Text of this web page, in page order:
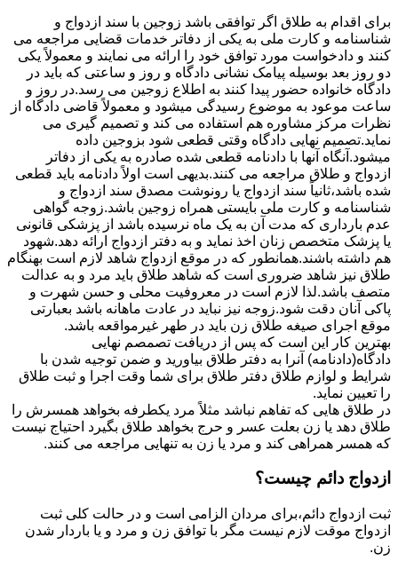
برای اقدام به طلاق اگر توافقی باشد زوجین با سند ازدواج و
شناسنامه و کارت ملی به یکی از دفاتر خدمات قضایی مراجعه می
کنند و دادخواست مورد توافق خود را ارائه می نمایند و معمولاً یکی
دو روز بعد بوسیله پیامک نشانی دادگاه و روز و ساعتی که باید در
دادگاه خانواده حضور پیدا کنند به اطلاع زوجین می رسد.در روز و
ساعت موعود به موضوع رسیدگی میشود و معمولاً قاضی دادگاه از
نظرات مرکز مشاوره هم استفاده می کند و تصمیم گیری می
نماید.تصمیم نهایی دادگاه وقتی قطعی شود بزوجین داده
میشود.آنگاه آنها با دادنامه قطعی شده صادره به یکی از دفاتر
ازدواج و طلاق مراجعه می کنند.بدیهی است اولاً دادنامه باید قطعی
شده باشد،ثانیاً سند ازدواج یا رونوشت مصدق سند ازدواج و
شناسنامه و کارت ملی بایستی همراه زوجین باشد.زوجه گواهی
عدم بارداری که مدت آن به یک ماه نرسیده باشد از پزشکی قانونی
یا پزشک متخصص زنان اخذ نماید و به دفتر ازدواج ارائه دهد.شهود
هم داشته باشند.همانطور که در موقع ازدواج شاهد لازم است بهنگام
طلاق نیز شاهد ضروری است که شاهد طلاق باید مرد و به عدالت
متصف باشد.لذا لازم است در معروفیت محلی و حسن شهرت و
پاکی آنان دقت شود.زوجه نیز نباید در عادت ماهانه باشد بعبارتی
موقع اجرای صیغه طلاق زن باید در طهر غیرمواقعه باشد.
بهترین کار این است که پس از دریافت تصمصم نهایی
دادگاه(دادنامه) آنرا به دفتر طلاق بیاورید و ضمن توجیه شدن با
شرایط و لوازم طلاق دفتر طلاق برای شما وقت اجرا و ثبت طلاق
را تعیین نماید.
در طلاق هایی که تفاهم نباشد مثلاً مرد یکطرفه بخواهد همسرش را
طلاق دهد یا زن بعلت عسر و حرج بخواهد طلاق بگیرد احتیاج نیست
که همسر همراهی کند و مرد یا زن به تنهایی مراجعه می کنند.
ازدواج دائم چیست؟
ثبت ازدواج دائم،برای مردان الزامی است و در حالت کلی ثبت
ازدواج موقت لازم نیست مگر با توافق زن و مرد و یا باردار شدن
زن.